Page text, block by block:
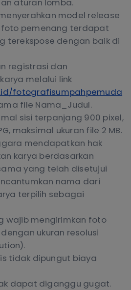
model release
pemenang terdapat
terekspose dengan baik di
registrasi dan
melalui link
fotografisumpahpemuda
file Nama_Judul.
sisi terpanjang 900 pixel,
maksimal ukuran file 2 MB.
mendapatkan hak
karya berdasarkan
yang telah disetujui
nama dari
terpilih sebagai
wajib mengirimkan foto
ukuran resolusi
tidak dipungut biaya
dapat diganggu gugat.